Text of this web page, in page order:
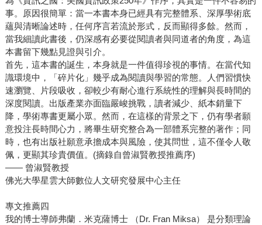
事。原因很簡單：當一本書本身已經具有完整體系、深厚學術底
蘊與清晰論述時，任何序言若流於形式，反而顯得多餘。然而，
當我細讀此書後，仍深感有必要從閱讀者與同道者的角度，為這
本書留下幾點見證與引介。
首先，這本書的誕生，本身就是一件值得珍視的事情。在當代知
識環境中，「碎片化」幾乎成為閱讀與學習的常態。人們習慣快
速瀏覽、片段吸收，卻較少有耐心進行系統性的理解與長時間的
深度閱讀。出版產業亦面臨嚴峻挑戰，讀者減少、紙本銷量下
降，學術專書更屬小眾。然而，在這樣的背景之下，仍有學者願
意投注長時間心力，將畢生研究整合為一部體系完整的著作；同
時，也有出版社願意承擔成本與風險，使其問世，這不僅令人敬
佩，更顯其珍貴價值。(摘錄自曾淑賢教授推薦序)
—— 曾淑賢教授
佛光大學星雲大師數位人文研究發展中心主任
專文推薦四
我的博士導師弗蘭．米克薩博士 （Dr. Fran Miksa） 是分類理論